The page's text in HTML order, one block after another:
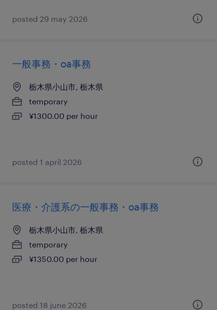
posted 29 may 2026
一般事務・oa事務
栃木県小山市, 栃木県
temporary
¥1300.00 per hour
posted 1 april 2026
医療・介護系の一般事務・oa事務
栃木県小山市, 栃木県
temporary
¥1350.00 per hour
posted 18 june 2026